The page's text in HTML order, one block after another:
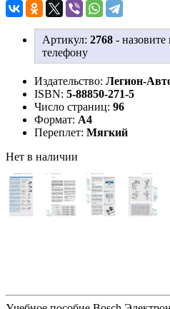
Артикул: 2768 - назовите
телефону
Издательство: Легион-
ISBN: 5-88850-271-5
Число страниц: 96
Формат: А4
Переплет: Мягкий
Нет в наличии